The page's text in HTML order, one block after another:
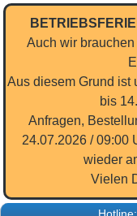
Zum Hauptinhalt
Auch wir
Aus diesem Grund ist
bis
Anfragen,
24.07.2026 / 09:00
wieder
Vielen